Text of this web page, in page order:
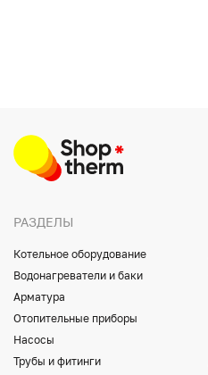
РАЗДЕЛЫ
Котельное оборудование
Водонагреватели и баки
Арматура
Отопительные приборы
Насосы
Трубы и фитинги